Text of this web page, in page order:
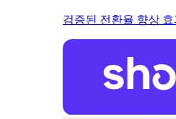
검증된 전환율 향상